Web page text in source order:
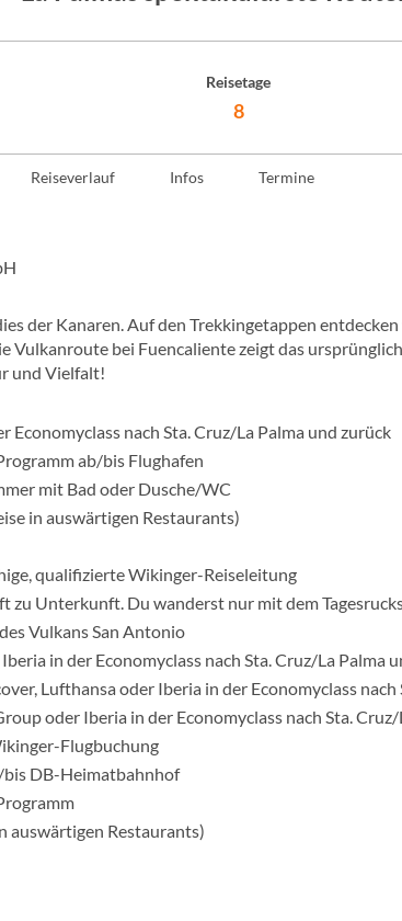
Reisetage
8
Reiseverlauf Infos Termine
der Kanaren. Auf den Trekkingetappen
Vulkanroute bei Fuencaliente zeigt das
und Vielfalt!
Economyclass nach Sta. Cruz/La Palma und zurück
ab/bis Flughafen
mit Bad oder Dusche/WC
in auswärtigen Restaurants)
qualifizierte Wikinger-Reiseleitung
Unterkunft. Du wanderst nur mit dem
Vulkans San Antonio
in der Economyclass nach Sta. Cruz/La Palma
Lufthansa oder Iberia in der Economyclass
oder Iberia in der Economyclass nach Sta.
Flugbuchung
bis DB-Heimatbahnhof
auswärtigen Restaurants)